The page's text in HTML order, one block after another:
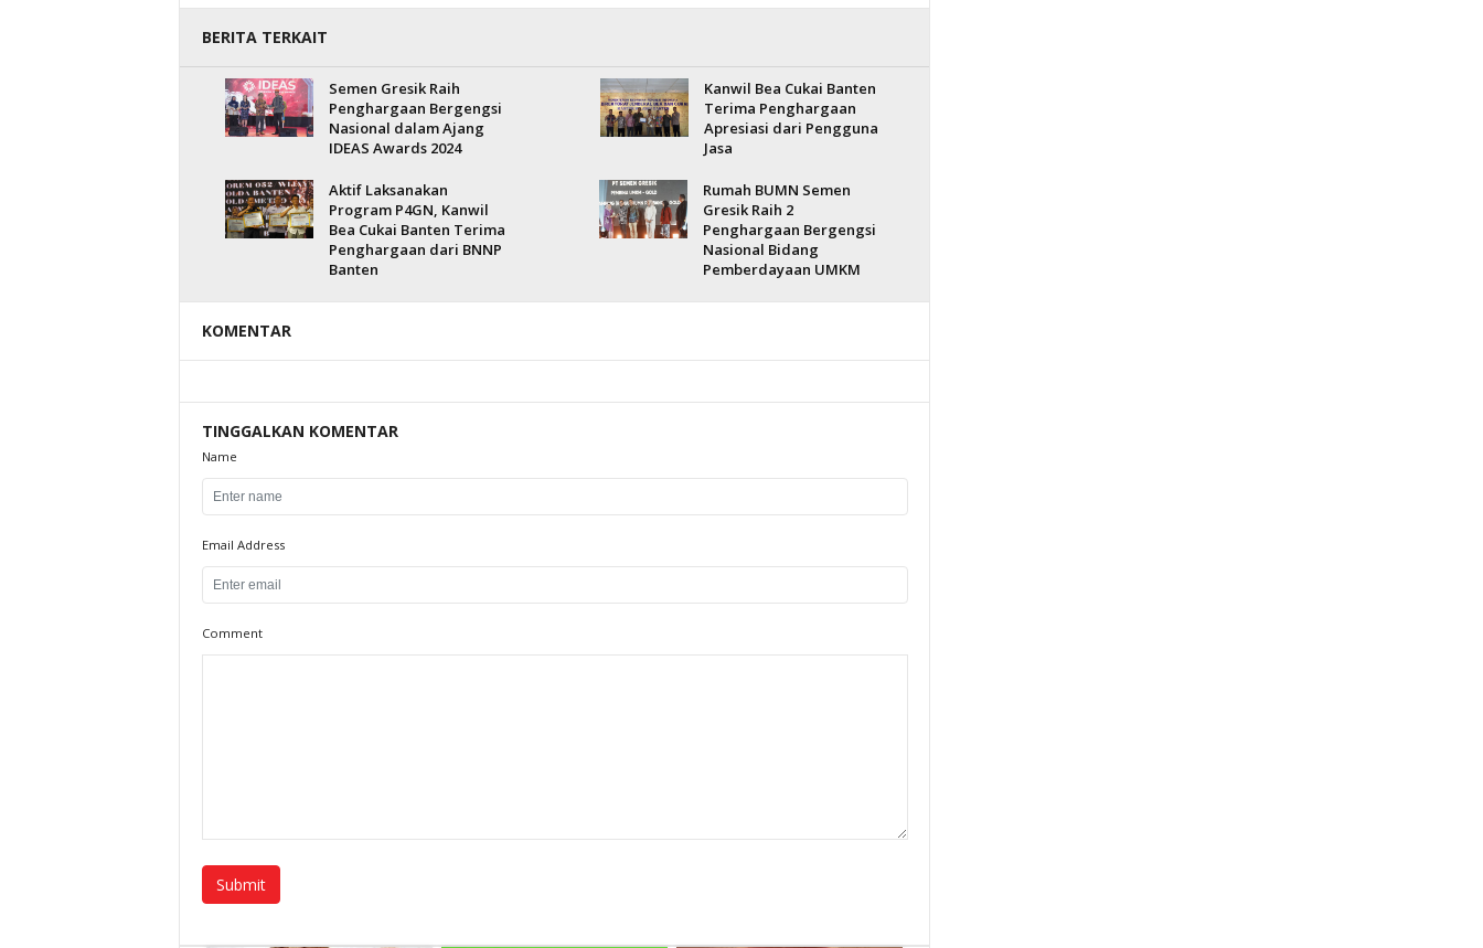
BERITA TERKAIT
Semen Gresik Raih
Penghargaan Bergengsi
Nasional dalam Ajang
IDEAS Awards 2024
Kanwil Bea Cukai Banten
Terima Penghargaan
Apresiasi dari Pengguna
Jasa
Aktif Laksanakan
Program P4GN, Kanwil
Bea Cukai Banten Terima
Penghargaan dari BNNP
Banten
Rumah BUMN Semen
Gresik Raih 2
Penghargaan Bergengsi
Nasional Bidang
Pemberdayaan UMKM
KOMENTAR
TINGGALKAN KOMENTAR
Name
Email Address
Comment